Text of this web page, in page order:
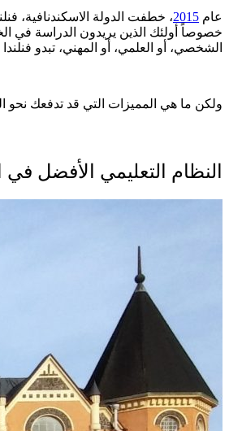
عام 2015، خطفت الدولة الاسكندنافية،
خصوصاً أولئك الذين يريدون الدراسة في
الشخصي، أو العلمي، أو المهني، تبدو
ولكن ما هي المميزات التي قد تدفعك نحو
النظام التعليمي الأفضل في